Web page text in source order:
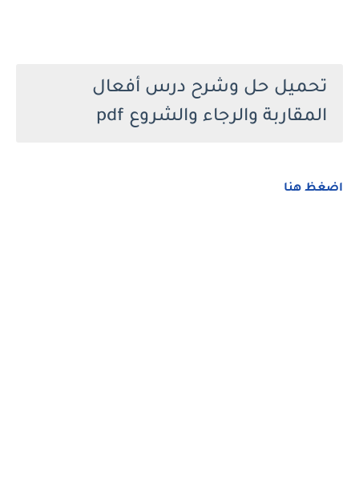
تحميل حل وشرح درس أفعال
المقاربة والرجاء والشروع pdf
اضغظ هنا